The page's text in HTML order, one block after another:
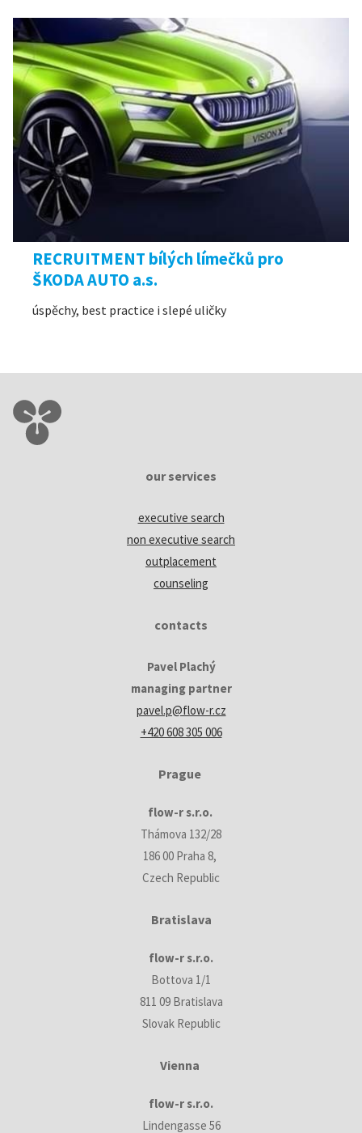
RECRUITMENT bílých límečků pro
ŠKODA AUTO a.s.
úspěchy, best practice i slepé uličky
our services
executive search
non executive search
outplacement
counseling
contacts
Pavel Plachý
managing partner
pavel.p@flow-r.cz
+420 608 305 006
Prague
flow-r s.r.o.
Thámova 132/28
186 00 Praha 8,
Czech Republic
Bratislava
flow-r s.r.o.
Bottova 1/1
811 09 Bratislava
Slovak Republic
Vienna
flow-r s.r.o.
Lindengasse 56